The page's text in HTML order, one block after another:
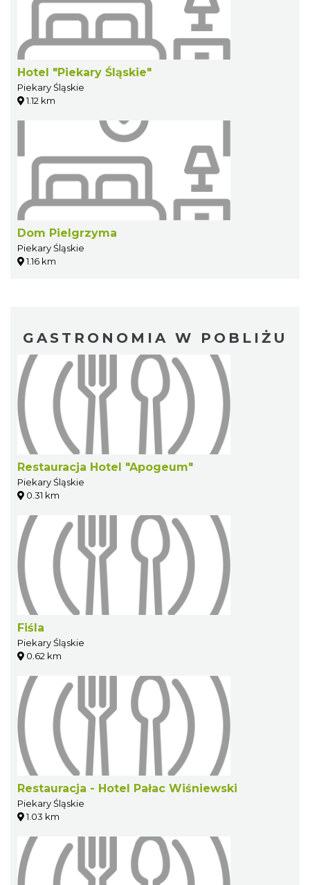
Hotel "Piekary Śląskie"
Piekary Śląskie
1.12 km
Dom Pielgrzyma
Piekary Śląskie
1.16 km
GASTRONOMIA W POBLIŻU
Restauracja Hotel "Apogeum"
Piekary Śląskie
0.31 km
Fiśla
Piekary Śląskie
0.62 km
Restauracja - Hotel Pałac Wiśniewski
Piekary Śląskie
1.03 km